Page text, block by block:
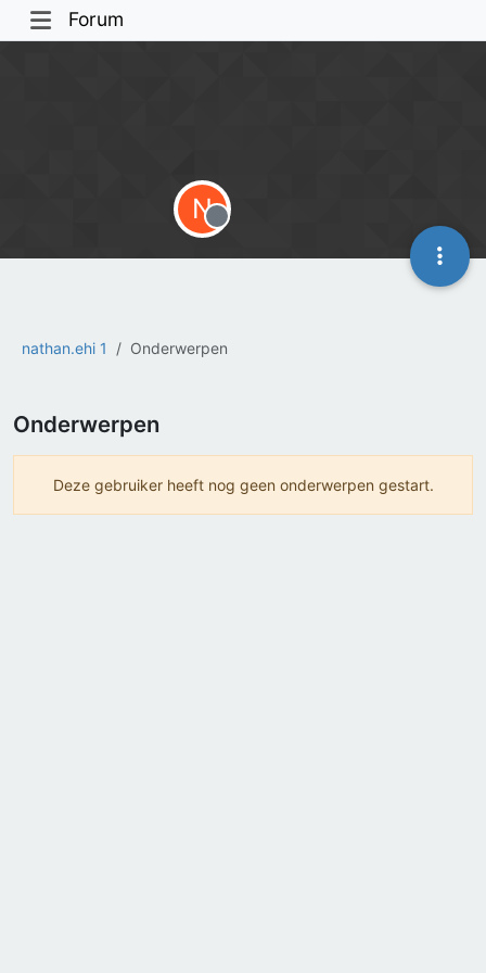
Forum
nathan.ehi 1 Onderwerpen
N
Offline
Onderwerpen
Deze gebruiker heeft nog geen onderwerpen gestart.